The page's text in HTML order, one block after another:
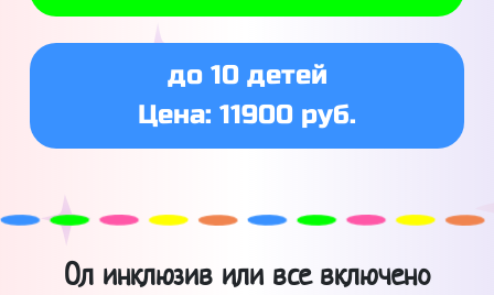
до 10 детей
Цена: 11900 руб.
Ол инклюзив или все включено